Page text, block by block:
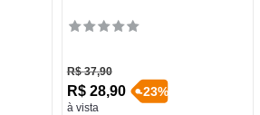
R$ 37,90
R$ 28,90
à vista
-23%